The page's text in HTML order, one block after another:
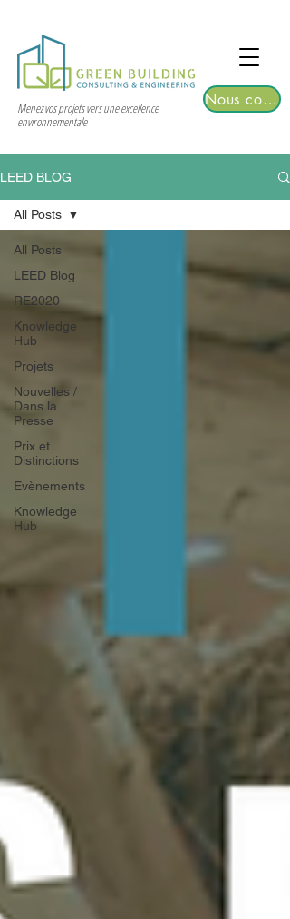
2026 | Registrations are now open!
Menez vos projets vers une excellence
environnementale
Nous contacter
LEED BLOG
All Posts
LEED Blog
RE2020
Knowledge
Hub
Projets
Nouvelles /
Dans la
Presse
Prix et
Distinctions
Evènements
Knowledge
Hub
All Posts